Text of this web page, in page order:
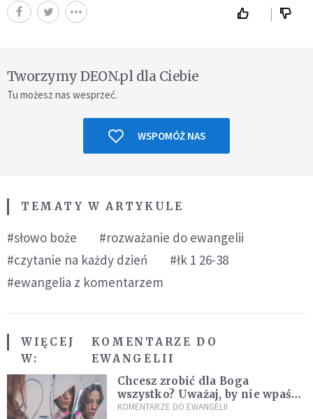
Tworzymy DEON.pl dla Ciebie
Tu możesz nas wesprzeć.
WSPOMÓŻ NAS
TEMATY W ARTYKULE
#słowo boże
#rozważanie do ewangelii
#czytanie na każdy dzień
#łk 1 26-38
#ewangelia z komentarzem
WIĘCEJ
W:
KOMENTARZE DO
EWANGELII
Chcesz zrobić dla Boga
wszystko? Uważaj, by nie wpaść
w groźną pułapkę
KOMENTARZE DO EWANGELII